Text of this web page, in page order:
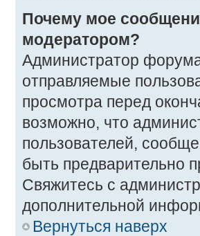
Почему мое
модератором?
Администратор
отправляемые
просмотра перед
возможно, что
пользователей,
быть предварительно
Свяжитесь с
дополнительной
Вернуться наверх